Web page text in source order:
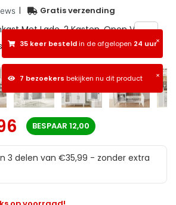
| Gratis verzending
×
35 keer besteldin de afgelopen 24 uur
×
7 bezoekers bekijken nu dit product
BESPAAR 12,00
3 delen van €35,99 - zonder extra